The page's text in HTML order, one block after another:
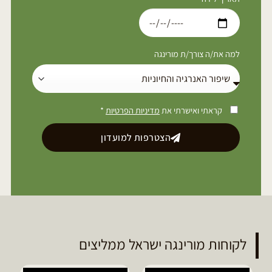
למה את/ה צורך/ת מורינגה
קראתי ואישרתי את מדיניות הפרטיות*
הצטרפות למועדון
לקוחות מורינגה ישראל ממליצים